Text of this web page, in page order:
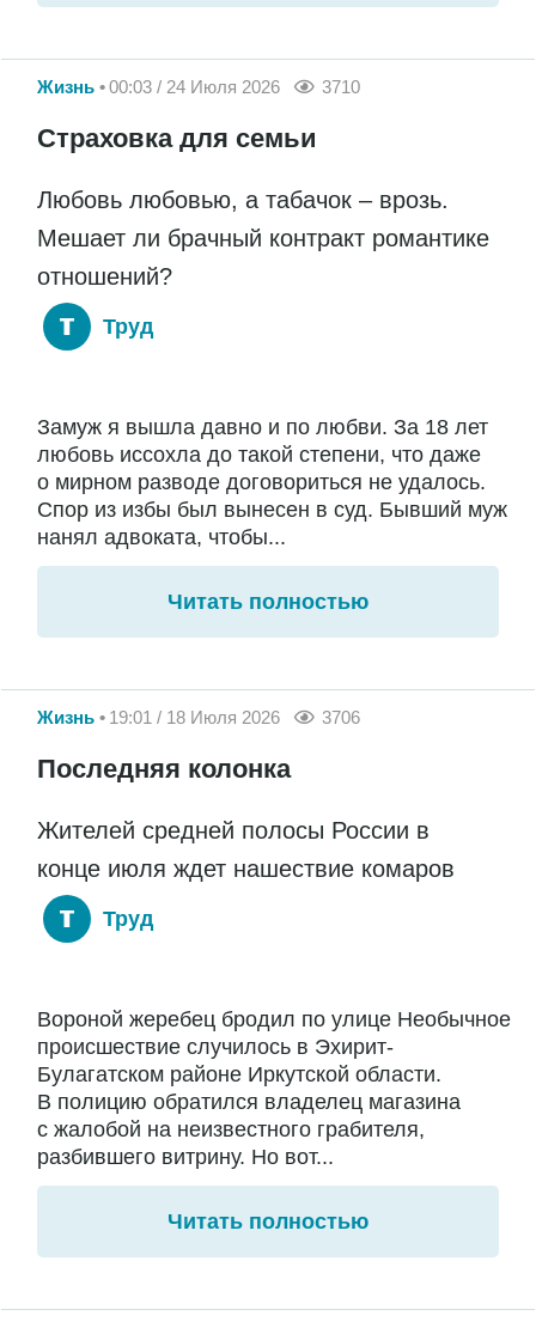
Жизнь 00:03 / 24 Июля 2026 3710
Страховка для семьи
Любовь любовью, а табачок – врозь.
Мешает ли брачный контракт романтике
отношений?
Труд
Замуж я вышла давно и по любви. За 18 лет
любовь иссохла до такой степени, что даже
о мирном разводе договориться не удалось.
Спор из избы был вынесен в суд. Бывший муж
нанял адвоката, чтобы...
Читать полностью
Жизнь 19:01 / 18 Июля 2026 3706
Последняя колонка
Жителей средней полосы России в
конце июля ждет нашествие комаров
Труд
Вороной жеребец бродил по улице Необычное
происшествие случилось в Эхирит-
Булагатском районе Иркутской области.
В полицию обратился владелец магазина
с жалобой на неизвестного грабителя,
разбившего витрину. Но вот...
Читать полностью